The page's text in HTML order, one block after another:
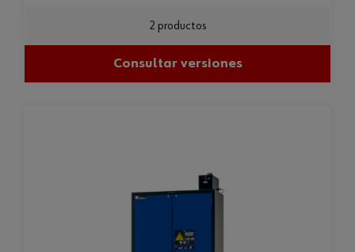
2 productos
Consultar versiones